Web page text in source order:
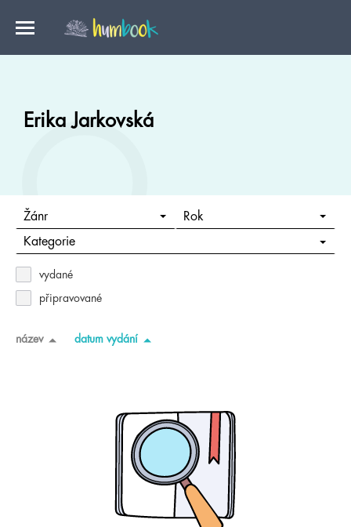
Erika Jarkovská
Žánr Rok
Kategorie
vydané
připravované
název datum vydání